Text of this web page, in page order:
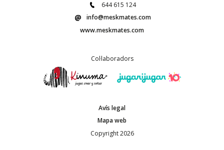
644 615 124
info@meskmates.com
www.meskmates.com
Col·laboradors
Avís legal
Mapa web
Copyright 2026